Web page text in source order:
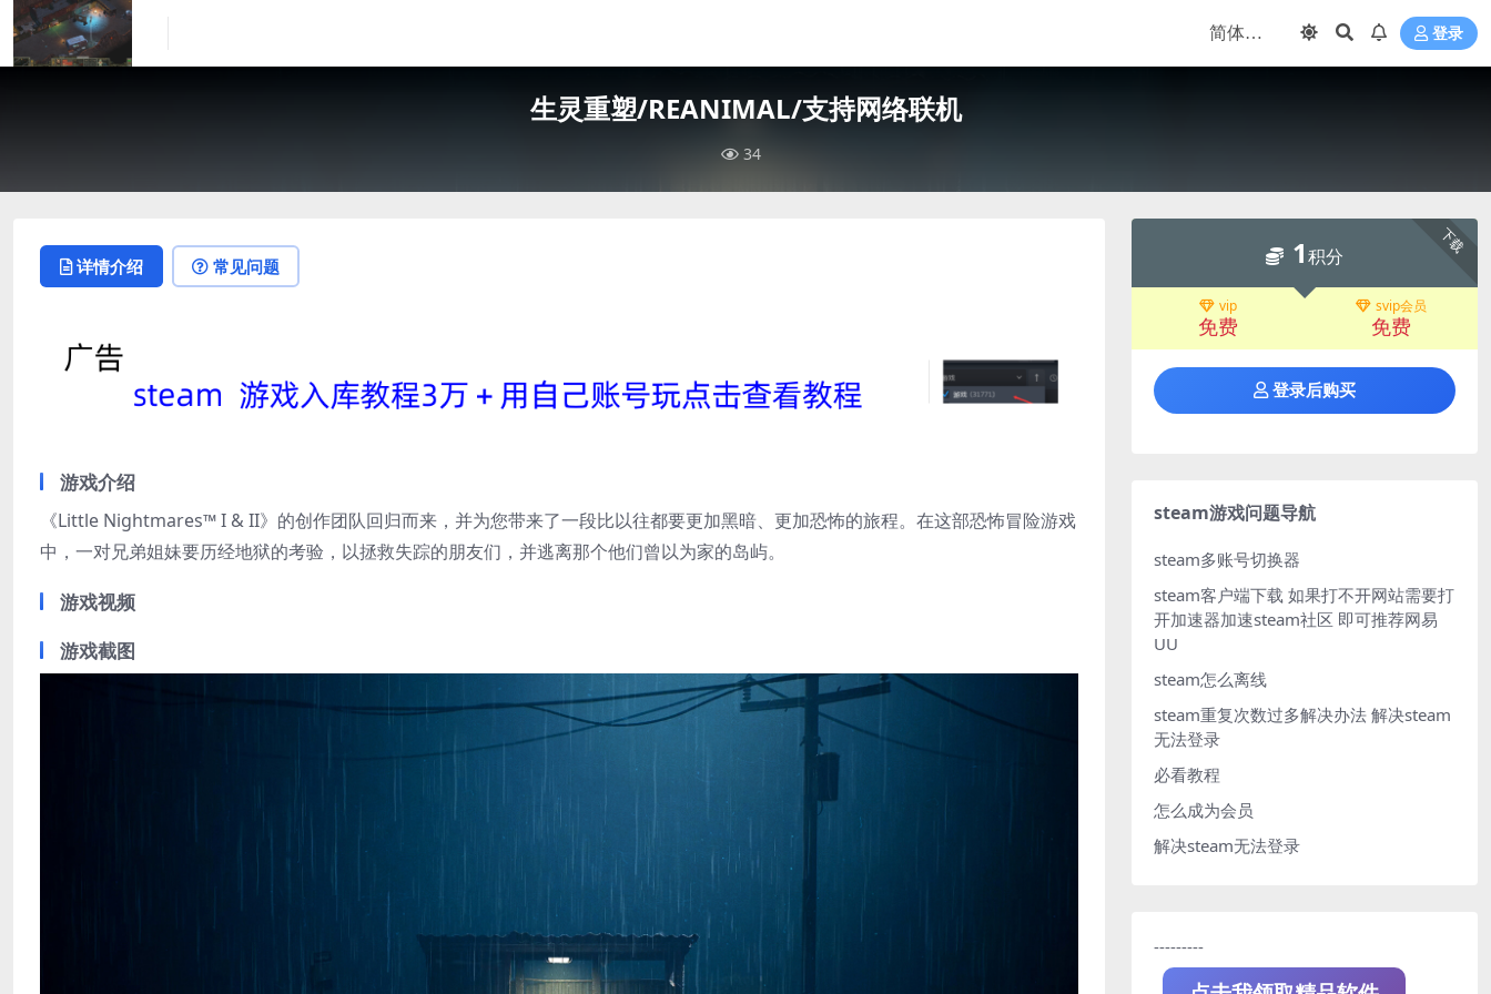
登录
生灵重塑/REANIMAL/支持网络联机
34
详情介绍 常见问题
游戏介绍
《Little Nightmares™ I & II》的创作团队回归而来，并为您带来了一段比以往都要更加黑暗、更加恐怖的旅程。在这部恐怖冒险游戏
中，一对兄弟姐妹要历经地狱的考验，以拯救失踪的朋友们，并逃离那个他们曾以为家的岛屿。
游戏视频
游戏截图
下载
1积分
vip
免费
svip会员
免费
登录后购买
steam游戏问题导航
steam多账号切换器
steam客户端下载 如果打不开网站需要打
开加速器加速steam社区 即可推荐网易
UU
steam怎么离线
steam重复次数过多解决办法 解决steam
无法登录
必看教程
怎么成为会员
解决steam无法登录
---------